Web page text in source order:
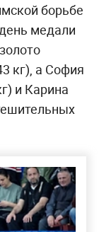
борьбе
медали
кг), а София
и Карина